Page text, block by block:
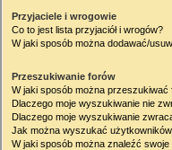
Przyjaciele i wrogowie
Co to jest lista przyjaciół i wrogów?
W jaki sposób można dodawać/
Przeszukiwanie forów
W jaki sposób można przeszukiwać
Dlaczego moje wyszukiwanie nie
Dlaczego moje wyszukiwanie
Jak można wyszukać
W jaki sposób można znaleźć